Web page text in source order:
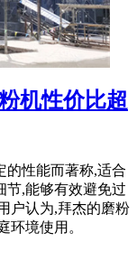
机性价比超
的性能而著称,适合
节,能够有效避免过
户认为,拜杰的磨粉
环境使用。